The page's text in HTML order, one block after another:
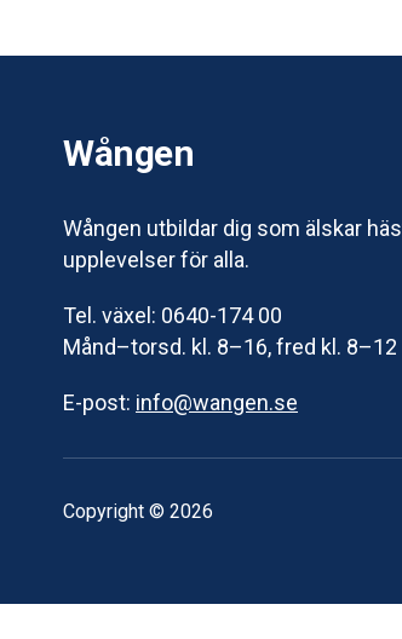
Wången
Wången utbildar dig som älskar
upplevelser för alla.
Tel. växel: 0640-174 00
Månd–torsd. kl. 8–16, fred kl. 8–12
E-post: info@wangen.se
Copyright © 2026